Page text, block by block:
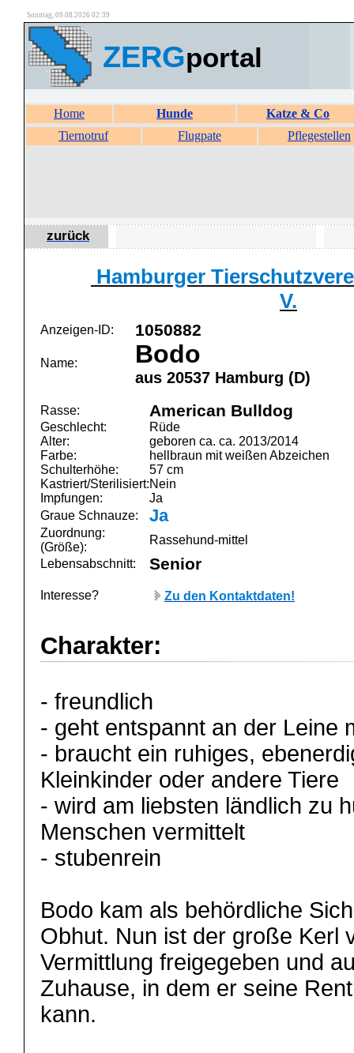
Sonntag, 09.08.2026 02:39
ZERGportal
Home Hunde
Katze & Co
Tiernotruf
Flugpate Pflegestellen
zurück
Hamburger
V.
Anzeigen-ID: 1050882
Name: Bodo
aus 20537 Hamburg (D)
Rasse: American Bulldog
Geschlecht:
Rüde
Alter:
geboren ca. ca. 2013/2014
Farbe:
hellbraun mit weißen Abzeichen
Schulterhöhe:
57 cm
Kastriert/Sterilisiert:Nein
Impfungen:
Ja
Graue Schnauze:
Ja
Zuordnung:
(Größe):
Rassehund-mittel
Lebensabschnitt:
Senior
Interesse? Zu den Kontaktdaten!
Charakter:
- freundlich
- geht entspannt an der Leine
- braucht ein ruhiges,
Kleinkinder oder andere Tiere
- wird am liebsten ländlich zu
Menschen vermittelt
- stubenrein
Bodo kam als behördliche
Obhut. Nun ist der große Kerl
Vermittlung freigegeben und
Zuhause, in dem er seine
kann.